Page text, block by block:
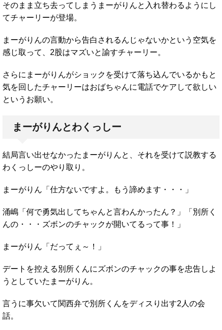
そのまま立ち去ってしまうまーがりんと入れ替わるようにし
てチャーリーが登場。
まーがりんの言動から告白されるんじゃないかという空気を
感じ取って、2股はマズいと諭すチャーリー。
さらにまーがりんがショックを受けて落ち込んでいるかもと
気を回したチャーリーはおばちゃんに電話でケアして欲しい
というお願い。
まーがりんとわくっしー
結局言い出せなかったまーがりんと、それを受けて説教する
わくっしーのやり取り。
まーがりん「仕方ないですよ。もう諦めます・・・」
涌嶋「何で勇気出してちゃんと言わんかったん？」「別所く
んの・・・ズボンのチャックが開いてるって事！」
まーがりん「だってぇ～！」
デートを控える別所くんにズボンのチャックの事を忠告しよ
うとしていたまーがりん。
言うに事欠いて関西弁で別所くんをディスり出す2人の会
話。